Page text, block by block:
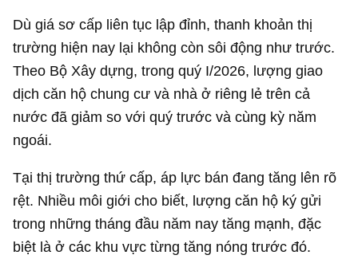
Dù giá sơ cấp liên tục lập đỉnh, thanh khoản thị
trường hiện nay lại không còn sôi động như trước.
Theo Bộ Xây dựng, trong quý I/2026, lượng giao
dịch căn hộ chung cư và nhà ở riêng lẻ trên cả
nước đã giảm so với quý trước và cùng kỳ năm
ngoái.
Tại thị trường thứ cấp, áp lực bán đang tăng lên rõ
rệt. Nhiều môi giới cho biết, lượng căn hộ ký gửi
trong những tháng đầu năm nay tăng mạnh, đặc
biệt là ở các khu vực từng tăng nóng trước đó.